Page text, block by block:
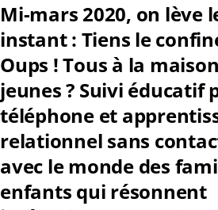
Offres d’emploi
Mi-mars 2020, on lève
instant : Tiens le
Oups ! Tous à la
jeunes ? Suivi éducatif
téléphone et
relationnel sans
avec le monde des
enfants qui résonnent